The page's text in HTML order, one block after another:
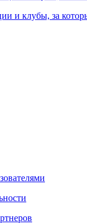
и клубы, за